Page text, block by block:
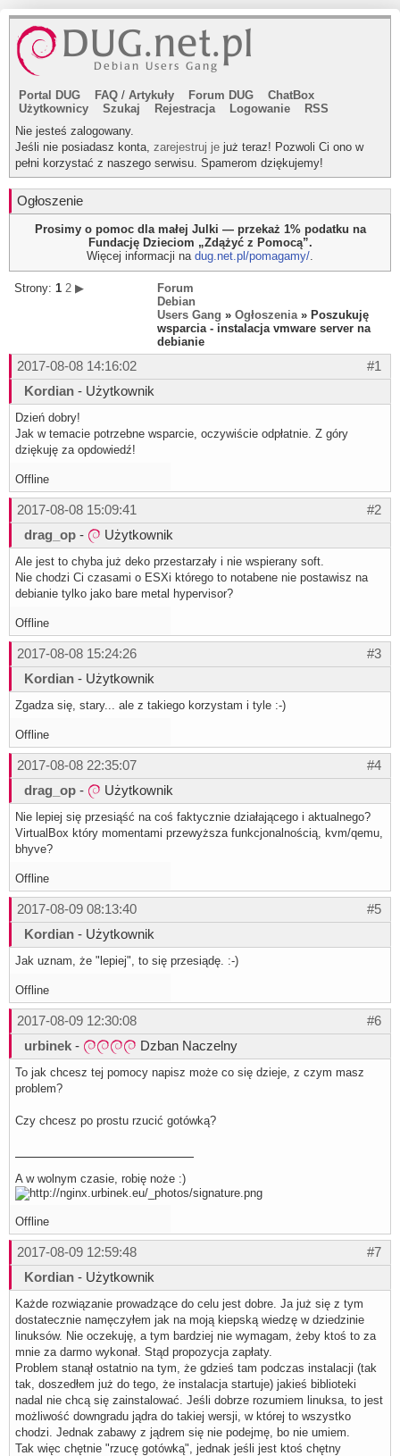
Portal DUG FAQ / Artykuły Forum DUG
ChatBox
Użytkownicy
Szukaj Rejestracja Logowanie
RSS
Nie jesteś zalogowany.
Jeśli nie posiadasz konta, zarejestruj je już teraz! Pozwoli Ci ono w
pełni korzystać z naszego serwisu. Spamerom dziękujemy!
Ogłoszenie
Prosimy o pomoc dla małej Julki — przekaż 1% podatku na
Fundację Dzieciom „Zdążyć z Pomocą”.
Więcej informacji na dug.net.pl/pomagamy/.
Strony: 1 2 ▶
Forum
Debian
Users Gang » Ogłoszenia» Poszukuję
wsparcia - instalacja vmware server na
debianie
#1
2017-08-08 14:16:02
Kordian - Użytkownik
Dzień dobry!
Jak w temacie potrzebne wsparcie, oczywiście odpłatnie. Z góry
dziękuję za opdowiedź!
Offline
#2
2017-08-08 15:09:41
drag_op - Użytkownik
Ale jest to chyba już deko przestarzały i nie wspierany soft.
Nie chodzi Ci czasami o ESXi którego to notabene nie postawisz na
debianie tylko jako bare metal hypervisor?
Offline
#3
2017-08-08 15:24:26
Kordian - Użytkownik
Zgadza się, stary... ale z takiego korzystam i tyle :-)
Offline
#4
2017-08-08 22:35:07
drag_op - Użytkownik
Nie lepiej się przesiąść na coś faktycznie działającego i aktualnego?
VirtualBox który momentami przewyższa funkcjonalnością, kvm/qemu,
bhyve?
Offline
#5
2017-08-09 08:13:40
Kordian - Użytkownik
Jak uznam, że "lepiej", to się przesiądę. :-)
Offline
#6
2017-08-09 12:30:08
urbinek - Dzban Naczelny
To jak chcesz tej pomocy napisz może co się dzieje, z czym masz
problem?
Czy chcesz po prostu rzucić gotówką?
A w wolnym czasie, robię noże :)
Offline
#7
2017-08-09 12:59:48
Kordian - Użytkownik
Każde rozwiązanie prowadzące do celu jest dobre. Ja już się z tym
dostatecznie namęczyłem jak na moją kiepską wiedzę w dziedzinie
linuksów. Nie oczekuję, a tym bardziej nie wymagam, żeby ktoś to za
mnie za darmo wykonał. Stąd propozycja zapłaty.
Problem stanął ostatnio na tym, że gdzieś tam podczas instalacji (tak
tak, doszedłem już do tego, że instalacja startuje) jakieś biblioteki
nadal nie chcą się zainstalować. Jeśli dobrze rozumiem linuksa, to jest
możliwość downgradu jądra do takiej wersji, w której to wszystko
chodzi. Jednak zabawy z jądrem się nie podejmę, bo nie umiem.
Tak więc chętnie "rzucę gotówką", jednak jeśli jest ktoś chętny